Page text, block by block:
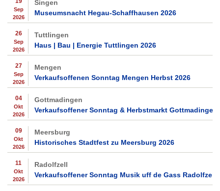
Sep
2026
Singen
Museumsnacht Hegau-Schaffhausen 2026
26
Sep
2026
Tuttlingen
Haus | Bau | Energie Tuttlingen 2026
27
Sep
2026
Mengen
Verkaufsoffenen Sonntag Mengen Herbst 2026
04
Okt
2026
Gottmadingen
Verkaufsoffener Sonntag & Herbstmarkt Gottmadingen
09
Okt
2026
Meersburg
Historisches Stadtfest zu Meersburg 2026
11
Okt
2026
Radolfzell
Verkaufsoffener Sonntag Musik uff de Gass Radolfzell